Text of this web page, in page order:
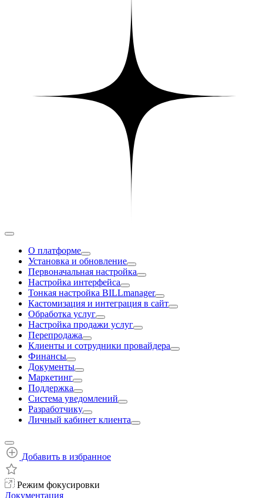
О платформе
Установка и обновление
Первоначальная настройка
Настройка интерфейса
Тонкая настройка BILLmanager
Кастомизация и интеграция в сайт
Обработка услуг
Настройка продажи услуг
Перепродажа
Клиенты и сотрудники провайдера
Финансы
Документы
Маркетинг
Поддержка
Система уведомлений
Разработчику
Личный кабинет клиента
Добавить в избранное
Режим фокусировки
Документация